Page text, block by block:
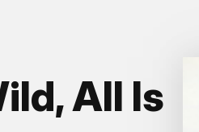
All Is